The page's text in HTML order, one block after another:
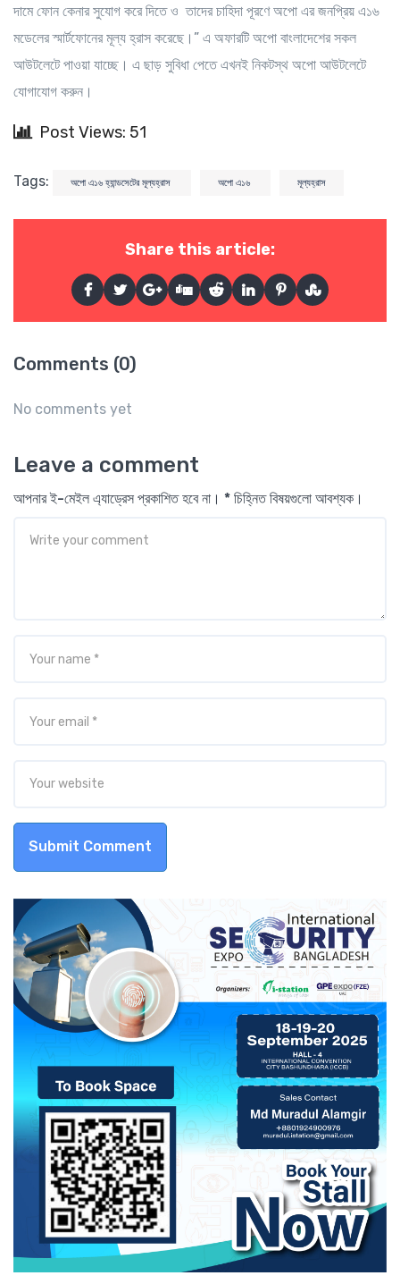
দামে ফোন কেনার সুযোগ করে দিতে ও তাদের চাহিদা পূরণে অপো এর জনপ্রিয় এ১৬
মডেলের স্মার্টফোনের মূল্য হ্রাস করেছে।” এ অফারটি অপো বাংলাদেশের সকল
আউটলেটে পাওয়া যাচ্ছে। এ ছাড় সুবিধা পেতে এখনই নিকটস্থ অপো আউটলেটে
যোগাযোগ করুন।
Post Views: 51
Tags: অপো এ১৬ হ্যান্ডসেটের মূল্যহ্রাস অপো এ১৬ মূল্যহ্রাস
Share this article:
Comments (0)
No comments yet
Leave a comment
আপনার ই-মেইল এ্যাড্রেস প্রকাশিত হবে না। * চিহ্নিত বিষয়গুলো আবশ্যক।
Submit Comment